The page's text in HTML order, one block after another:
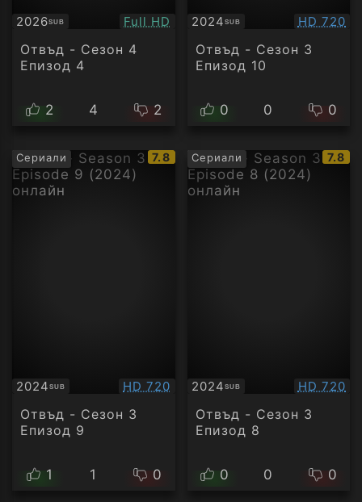
2026SUB
Субтитри Качество:
Full HD
Отвъд - Сезон 4
Епизод 4
2 4 2
2024SUB
Субтитри HD 720
Отвъд - Сезон 3
Епизод 10
0 0 0
Сериали
IMDb
рейтинг:
7.8
2024SUB
Субтитри Качество:
HD 720
Отвъд - Сезон 3
Епизод 9
1 1 0
Сериали
IMDb
7.8
2024SUB
Субтитри HD 720
Отвъд - Сезон 3
Епизод 8
0 0 0